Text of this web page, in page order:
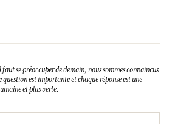
faut se préoccuper de demain, nous sommes convaincus
est importante et chaque réponse est une
et plus verte.